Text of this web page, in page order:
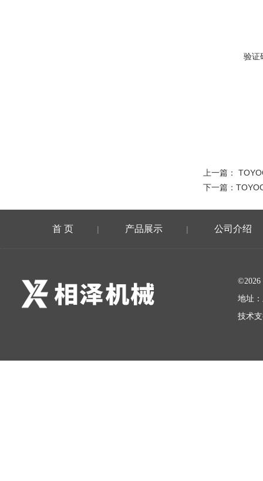
验证
上一篇：
下一篇：
首 页 | 产品展示 | 公司介绍
地址
技术